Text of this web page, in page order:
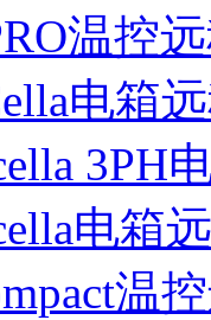
温控
电箱
3PH
电箱
温